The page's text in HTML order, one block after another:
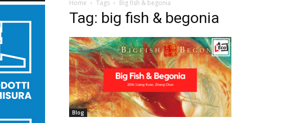
Home Tags Big fish & begonia
Tag: big fish & begonia
Blog